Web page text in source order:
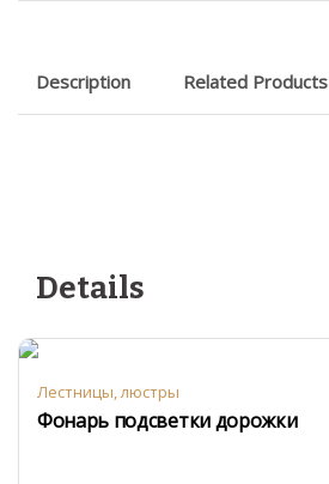
Description Related Products
Details
Лестницы, люстры
Фонарь подсветки дорожки